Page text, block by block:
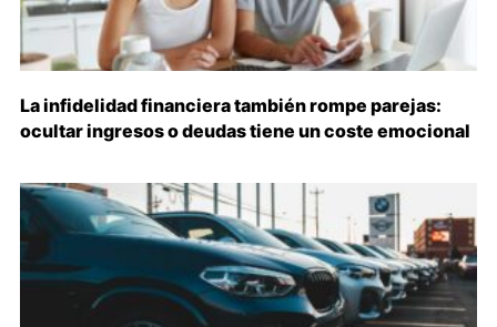
La infidelidad financiera también rompe parejas:
ocultar ingresos o deudas tiene un coste emocional